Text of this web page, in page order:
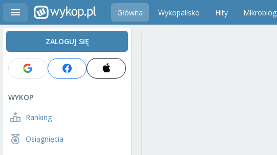
Główna Wykopalisko Hity Mikroblog
ZALOGUJ SIĘ
WYKOP
Ranking
Osiągnięcia